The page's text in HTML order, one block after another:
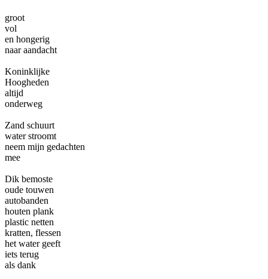
groot
vol
en hongerig
naar aandacht
Koninklijke
Hoogheden
altijd
onderweg
Zand schuurt
water stroomt
neem mijn gedachten
mee
Dik bemoste
oude touwen
autobanden
houten plank
plastic netten
kratten, flessen
het water geeft
iets terug
als dank